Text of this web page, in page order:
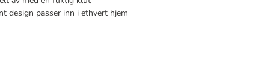
design passer inn i ethvert hjem